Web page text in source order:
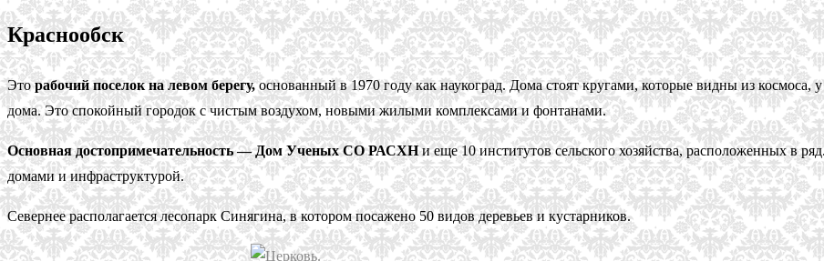
Краснообск
Эторабочий поселок на левом берегу,основанный в 1970 году как наукоград. Дома стоят кругами, которые видны из
дома. Это спокойный городок с чистым воздухом, новыми жилыми комплексами и фонтанами.
Основная достопримечательность — Дом Ученых СО РАСХНи еще 10 институтов сельского хозяйства, расположенных в
домами и инфраструктурой.
Севернее располагается лесопарк Синягина, в котором посажено 50 видов деревьев и кустарников.